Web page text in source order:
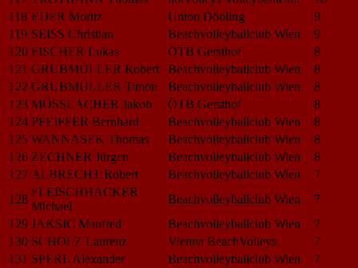
118 EDER Moritz Union Döbling
9
119 SEISS Christian Beachvolleyballclub Wien
9
120 FISCHER Lukas ÖTB Gersthof
8
121 GRUBMÜLLER Robert Beachvolleyballclub Wien
8
122 GRUBMÜLLER Timon Beachvolleyballclub Wien
8
123 MÖSSLACHER Jakob ÖTB Gersthof
8
124 PFEIFFER Bernhard Beachvolleyballclub Wien
8
125 WANNASEK Thomas Beachvolleyballclub Wien
8
126 ZECHNER Jürgen Beachvolleyballclub Wien
8
127 ALBRECHT Robert Beachvolleyballclub Wien
7
128
FLEISCHHACKER
Michael
Beachvolleyballclub Wien
7
129 JAKSIC Manfred Beachvolleyballclub Wien
7
130 SCHOLZ Laurenz Vienna BeachVolleys
7
131 SPERL Alexander Beachvolleyballclub Wien
7